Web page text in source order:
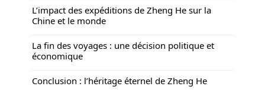
L’impact des expéditions de Zheng He sur la
Chine et le monde
La fin des voyages : une décision politique et
économique
Conclusion : l’héritage éternel de Zheng He